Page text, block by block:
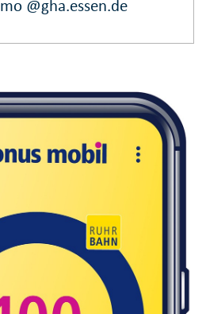
@gha.essen.de